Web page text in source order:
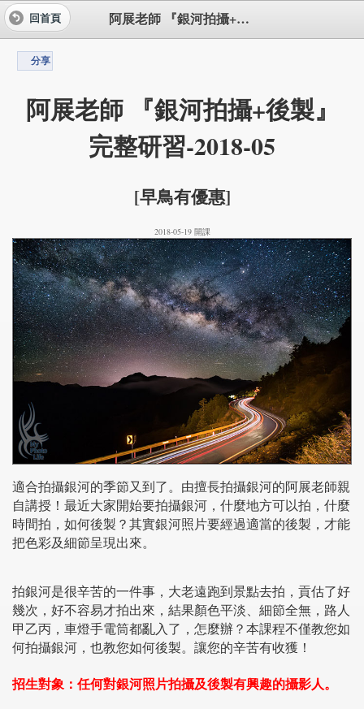
阿展老師 『銀河拍攝+後製』 完整研習-2018-05
回首頁
分享
阿展老師 『銀河拍攝+後製』
完整研習-2018-05
[早鳥有優惠]
2018-05-19 開課
適合拍攝銀河的季節又到了。由擅長拍攝銀河的阿展老師親
自講授！最近大家開始要拍攝銀河，什麼地方可以拍，什麼
時間拍，如何後製？其實銀河照片要經過適當的後製，才能
把色彩及細節呈現出來。
拍銀河是很辛苦的一件事，大老遠跑到景點去拍，貢估了好
幾次，好不容易才拍出來，結果顏色平淡、細節全無，路人
甲乙丙，車燈手電筒都亂入了，怎麼辦？本課程不僅教您如
何拍攝銀河，也教您如何後製。讓您的辛苦有收獲！
招生對象：任何對銀河照片拍攝及後製有興趣的攝影人。